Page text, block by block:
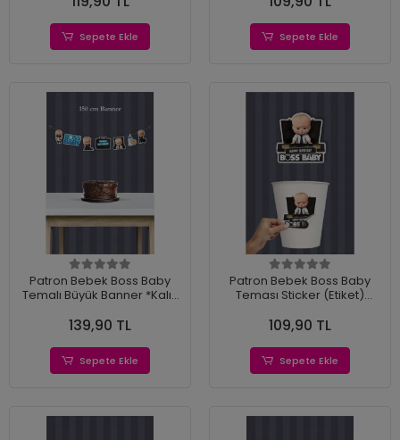
Sepete Ekle Sepete Ekle
Patron Bebek Boss Baby
Temalı Büyük Banner *Kalın
139,90 TL
Sepete Ekle
Patron Bebek Boss Baby
Teması Sticker (Etiket)
109,90 TL
Sepete Ekle